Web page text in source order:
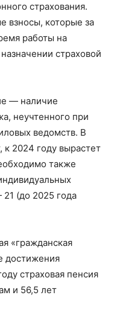
страхования.
взносы, которые за
работы на
страховой
— наличие
неучтенного при
ведомств. В
к 2024 году вырастет
также
(до 2025 года
«гражданская
достижения
страховая пенсия
и 56,5 лет